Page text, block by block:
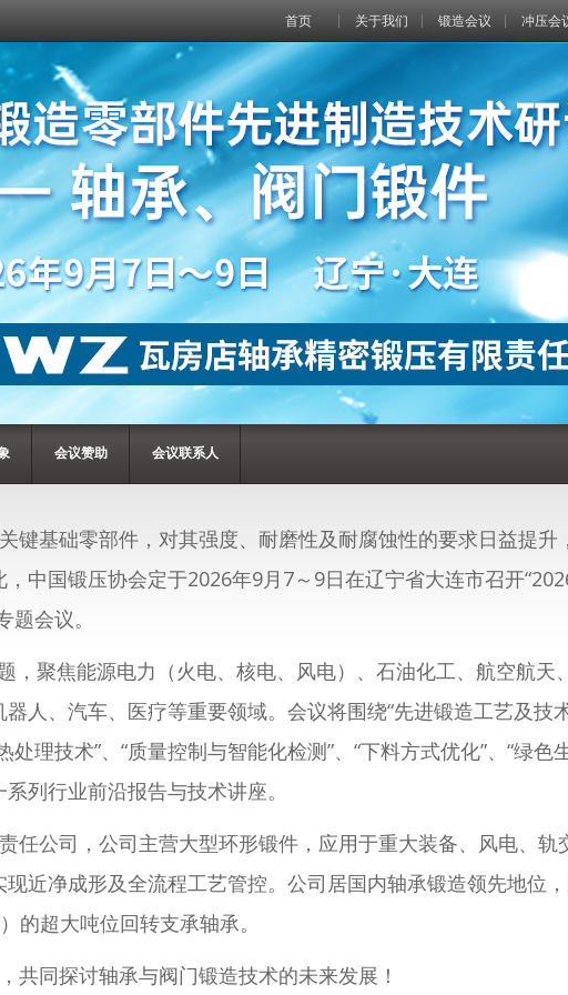
冲压会
锻造会议
关于我们
首页
会议赞助 会议联系人
键基础零部件，对其强度、耐磨性及耐腐蚀性的要求日益提升
中国锻压协会定于2026年9月7～9日在辽宁省大连市召开“
题会议。
，聚焦能源电力（火电、核电、风电）、石油化工、航空航天
人、汽车、医疗等重要领域。会议将围绕“先进锻造工艺及技
处理技术”、“质量控制与智能化检测”、“下料方式优化”、“绿色
列行业前沿报告与技术讲座。
任公司，公司主营大型环形锻件，应用于重大装备、风电、轨
近净成形及全流程工艺管控。公司居国内轴承锻造领先地位
的超大吨位回转支承轴承。
共同探讨轴承与阀门锻造技术的未来发展！